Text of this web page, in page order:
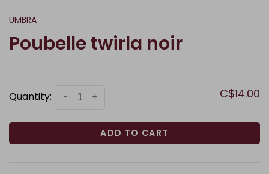
UMBRA
Poubelle twirla noir
Quantity: +
- C$14.00
ADD TO CART